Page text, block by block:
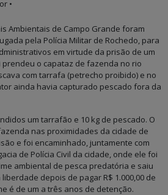
•
Ambientais de Campo Grande foram
pela Polícia Militar de Rochedo, para
em virtude da prisão de um
prendeu o capataz de fazenda no rio
com tarrafa (petrecho proibido) e no
ainda havia capturado pescado fora da
um tarrafão e 10 kg de pescado. O
nas proximidades da cidade de
e foi encaminhado, juntamente com
de Polícia Civil da cidade, onde ele foi
ambiental de pesca predatória e saiu
depois de pagar R$ 1.000,00 de
é de um a três anos de detenção.